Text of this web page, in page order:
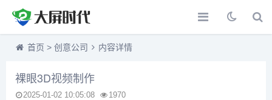
首页 > 创意公司 内容详情
裸眼3D视频制作
2025-01-02 10:05:08 1970